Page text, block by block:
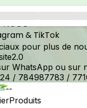
NOUS
& TikTok
pour plus de
WhatsApp ou sur
/ 784987783 /
Produits